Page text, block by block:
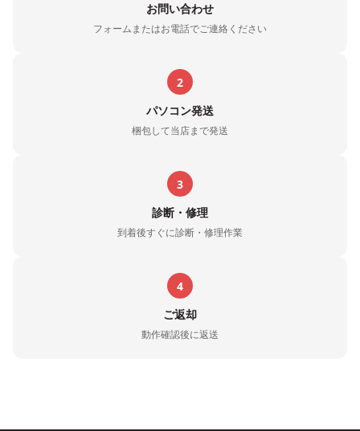
お問い合わせ
フォームまたはお電話でご連絡ください
2
パソコン発送
梱包して当店まで発送
3
診断・修理
到着後すぐに診断・修理作業
4
ご返却
動作確認後に返送